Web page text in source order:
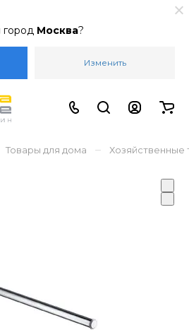
Москва?
Изменить
Товары для дома – Хозяйственные